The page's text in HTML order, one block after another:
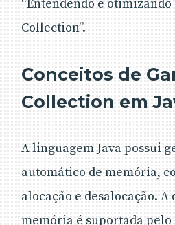
“Entendendo e otimizando
Collection”.
Conceitos de
Collection em
A linguagem Java possui
automático de memória,
alocação e desalocação. A
memória é suportada pelo